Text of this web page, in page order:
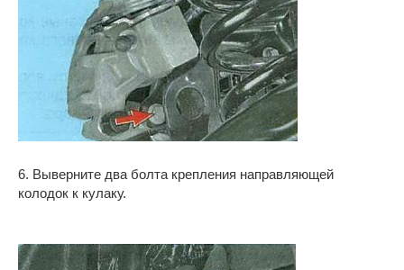
6. Выверните два болта крепления направляющей
колодок к кулаку.